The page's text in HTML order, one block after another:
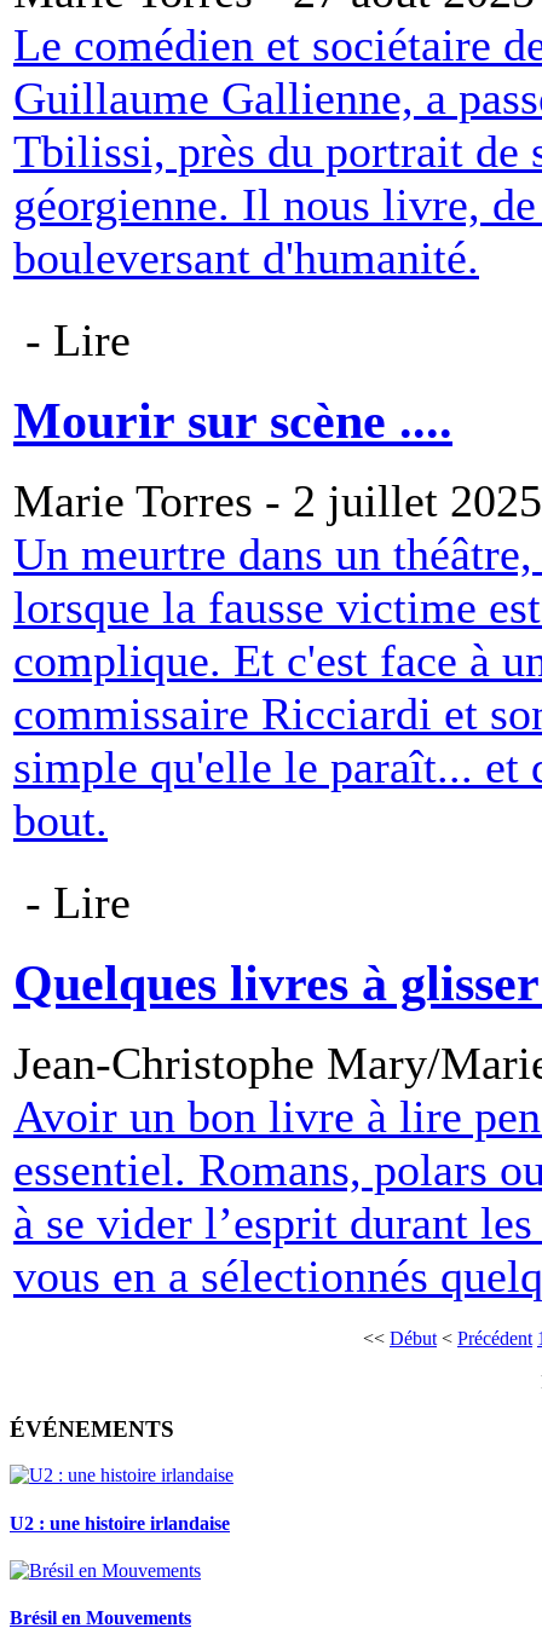
Le comédien et sociétaire
Guillaume Gallienne, a
Tbilissi, près du portrait de
géorgienne. Il nous livre,
bouleversant d'humanité.
- Lire
Mourir sur scène ....
Marie Torres - 2 juillet 2025
Un meurtre dans un
lorsque la fausse victime
complique. Et c'est face à
commissaire Ricciardi et
simple qu'elle le paraît... et
bout.
- Lire
Quelques livres à
Jean-Christophe Mary/
Avoir un bon livre à lire
essentiel. Romans, polars
à se vider l’esprit durant
vous en a sélectionnés
<< Début < Précédent
ÉVÉNEMENTS
U2 : une histoire irlandaise
Brésil en Mouvements